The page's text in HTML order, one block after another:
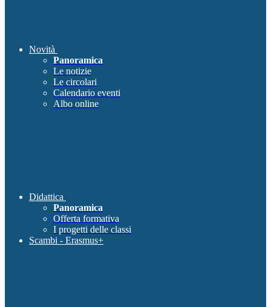
Novità
Panoramica
Le notizie
Le circolari
Calendario eventi
Albo online
Didattica
Panoramica
Offerta formativa
I progetti delle classi
Scambi - Erasmus+